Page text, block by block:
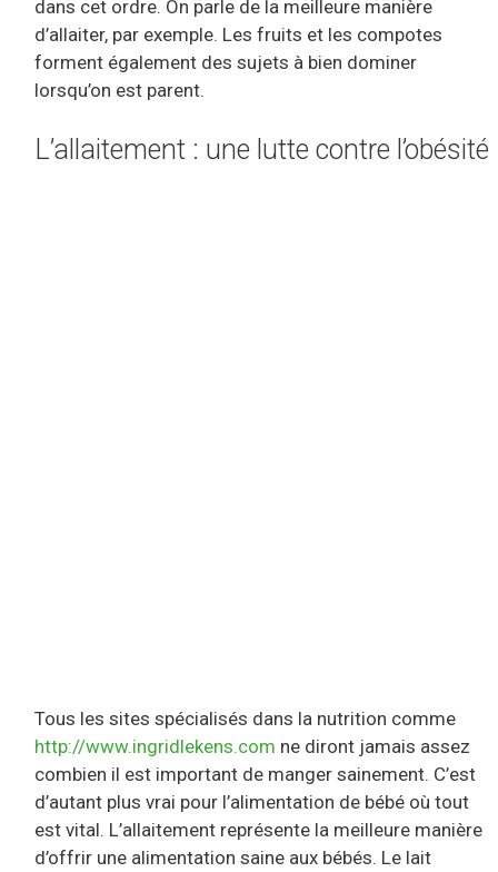
dans cet ordre. On parle de la meilleure manière
d’allaiter, par exemple. Les fruits et les compotes
forment également des sujets à bien dominer
lorsqu’on est parent.
L’allaitement : une lutte contre l’obésité
Tous les sites spécialisés dans la nutrition comme
http://www.ingridlekens.com ne diront jamais assez
combien il est important de manger sainement. C’est
d’autant plus vrai pour l’alimentation de bébé où tout
est vital. L’allaitement représente la meilleure manière
d’offrir une alimentation saine aux bébés. Le lait